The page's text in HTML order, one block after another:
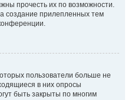
прочесть их по возможности.
создание прилепленных тем
пользователи больше не
в них опросы
быть закрыты по многим